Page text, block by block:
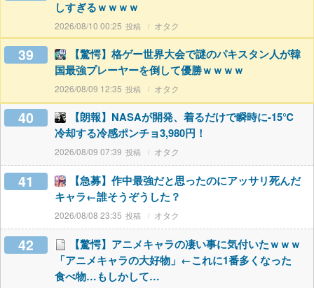
しすぎるｗｗｗｗ
2026/08/10 00:25 オタク
39
【驚愕】格ゲー世界大会で謎のパキスタン人が韓
国最強プレーヤーを倒して優勝ｗｗｗｗ
2026/08/09 12:35 オタク
40
【朗報】NASAが開発、着るだけで瞬時に-15℃
冷却する冷感ポンチョ3,980円！
2026/08/09 07:39 オタク
41
【急募】作中最強だと思ったのにアッサリ死んだ
キャラ←誰そうぞうした？
2026/08/08 23:35 オタク
42
【驚愕】アニメキャラの凄い事に気付いたｗｗｗ
「アニメキャラの大好物」←これに1番多くなった
食べ物…もしかして…